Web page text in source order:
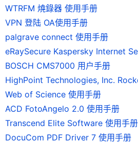
WTRFM 燒錄器 使用手册
VPN 登陆 OA使用手册
palgrave connect 使用手册
BOSCH CMS7000 用户手册
Web of Science 使用手册
ACD FotoAngelo 2.0 使用手册
Transcend Elite Software 使用手册
DocuCom PDF Driver 7 使用手册